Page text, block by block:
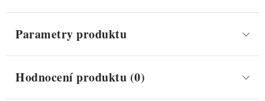
Parametry produktu
Hodnocení produktu (0)